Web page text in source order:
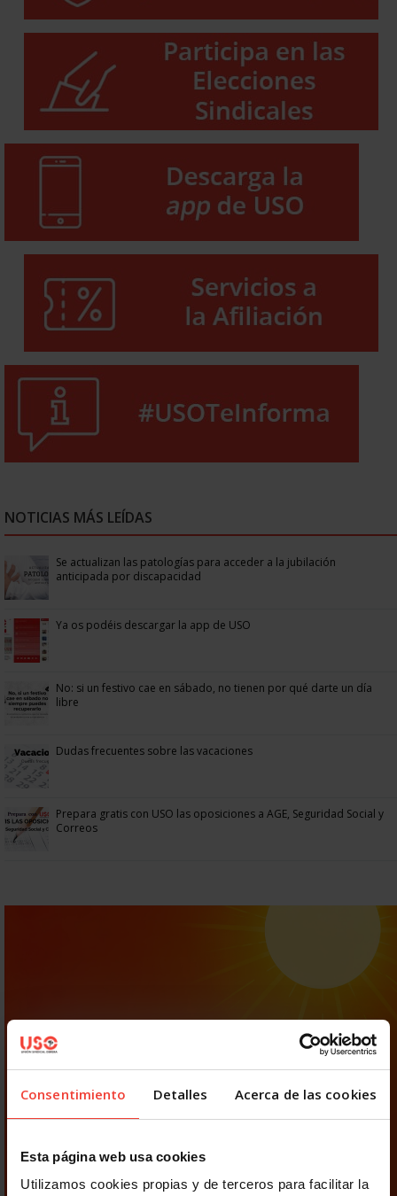
Consentimiento Detalles Acerca de las cookies
Esta página web usa cookies
Utilizamos cookies propias y de terceros para facilitar la
NOTICIAS MÁS LEÍDAS
Se actualizan las patologías para acceder a la jubilación
anticipada por discapacidad
Ya os podéis descargar la app de USO
No: si un festivo cae en sábado, no tienen por qué darte un día
libre
Dudas frecuentes sobre las vacaciones
Prepara gratis con USO las oposiciones a AGE, Seguridad Social y
Correos